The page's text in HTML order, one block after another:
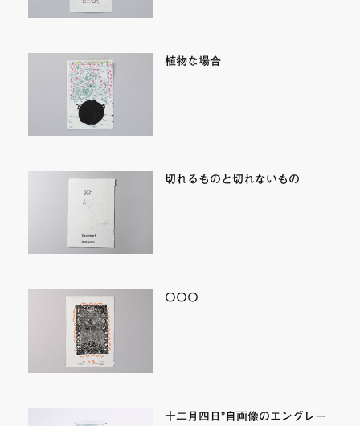
植物な場合
切れるものと切れないもの
〇〇〇
十二月四日”自画像のエングレー